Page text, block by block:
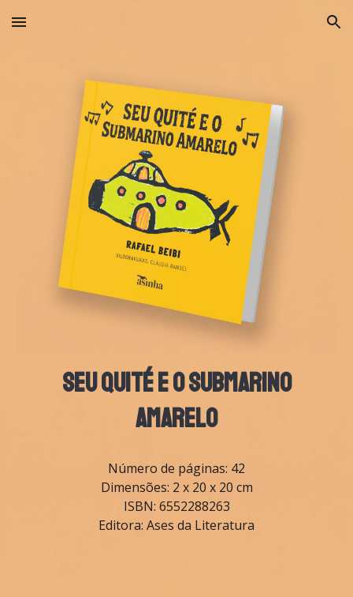
Skip to main content Skip to navigation
SEU QUITÉ e O SUBMARINO
AMARELO
Número de páginas: 42
Dimensões: 2 x 20 x 20 cm
ISBN: 6552288263
Editora: Ases da Literatura